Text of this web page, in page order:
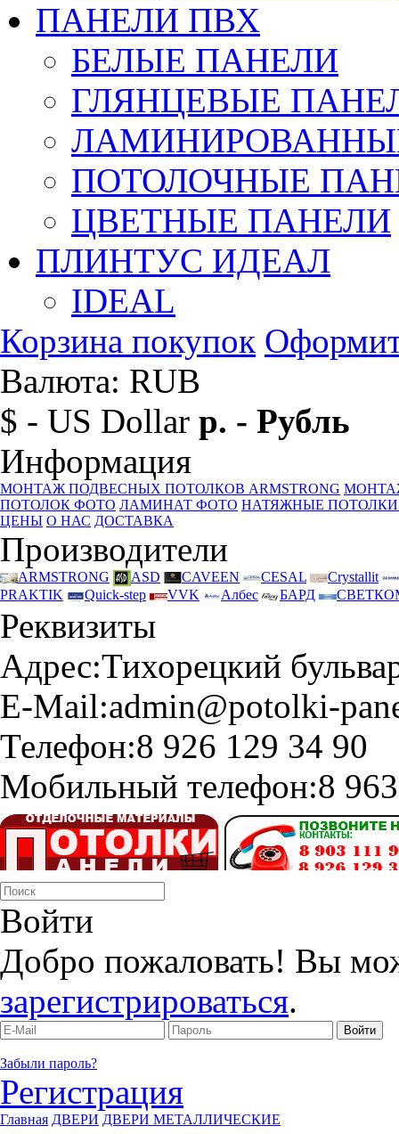
ПАНЕЛИ ПВХ
БЕЛЫЕ ПАНЕЛИ
ГЛЯНЦЕВЫЕ
ПОТОЛОЧНЫЕ
ЦВЕТНЫЕ ПАНЕЛИ
ПЛИНТУС ИДЕАЛ
IDEAL
Корзина покупок
Валюта: RUB
$ - US Dollar р. - Рубль
Информация
МОНТАЖ ПОДВЕСНЫХ ПОТОЛКОВ ARMSTRONG
ПОТОЛОК ФОТО ЛАМИНАТ ФОТО НАТЯЖНЫЕ ПОТОЛКИ
ЦЕНЫ О НАС ДОСТАВКА
Производители
ARMSTRONG ASD CAVEEN CESAL
Crystallit
PRAKTIK
Quick-step VVK Албес БАРД
Реквизиты
Адрес:Тихорецкий
E-Mail:admin@potolki-
Телефон:8 926 129 34 90
Мобильный телефон:8
Войти
Добро пожаловать! Вы
зарегистрироваться.
Забыли пароль?
Регистрация
Главная ДВЕРИ ДВЕРИ МЕТАЛЛИЧЕСКИЕ